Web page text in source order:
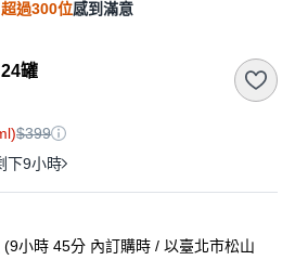
超過300位感到滿意
罐
$399
下9小時
(9小時 45分 內訂購時 / 以臺北市松山